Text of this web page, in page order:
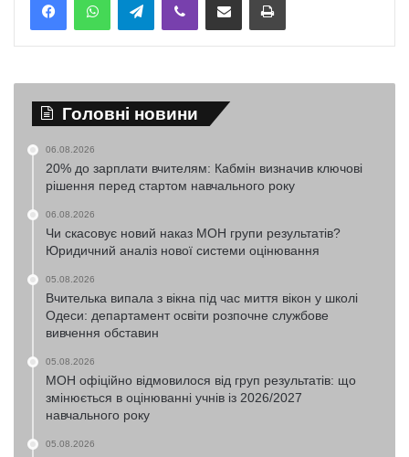
Головні новини
06.08.2026
20% до зарплати вчителям: Кабмін визначив ключові
рішення перед стартом навчального року
06.08.2026
Чи скасовує новий наказ МОН групи результатів?
Юридичний аналіз нової системи оцінювання
05.08.2026
Вчителька випала з вікна під час миття вікон у школі
Одеси: департамент освіти розпочне службове
вивчення обставин
05.08.2026
МОН офіційно відмовилося від груп результатів: що
змінюється в оцінюванні учнів із 2026/2027
навчального року
05.08.2026